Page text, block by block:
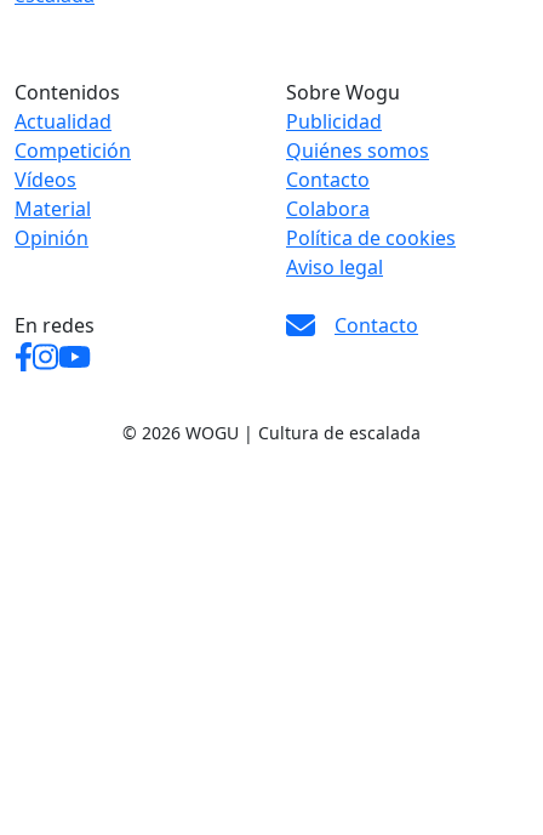
Contenidos
Actualidad
Competición
Vídeos
Material
Opinión
Sobre Wogu
Publicidad
Quiénes somos
Contacto
Colabora
Política de cookies
Aviso legal
En redes Contacto
© 2026 WOGU | Cultura de escalada